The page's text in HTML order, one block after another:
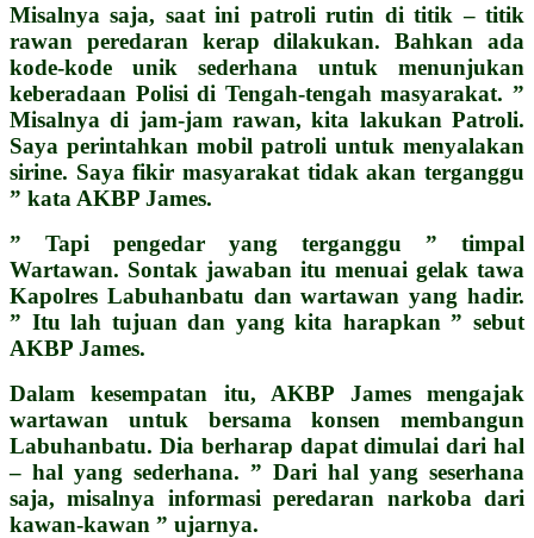
Misalnya saja, saat ini patroli rutin di titik – titik
rawan peredaran kerap dilakukan. Bahkan ada
kode-kode unik sederhana untuk menunjukan
keberadaan Polisi di Tengah-tengah masyarakat. ”
Misalnya di jam-jam rawan, kita lakukan Patroli.
Saya perintahkan mobil patroli untuk menyalakan
sirine. Saya fikir masyarakat tidak akan terganggu
” kata AKBP James.
” Tapi pengedar yang terganggu ” timpal
Wartawan. Sontak jawaban itu menuai gelak tawa
Kapolres Labuhanbatu dan wartawan yang hadir.
” Itu lah tujuan dan yang kita harapkan ” sebut
AKBP James.
Dalam kesempatan itu, AKBP James mengajak
wartawan untuk bersama konsen membangun
Labuhanbatu. Dia berharap dapat dimulai dari hal
– hal yang sederhana. ” Dari hal yang seserhana
saja, misalnya informasi peredaran narkoba dari
kawan-kawan ” ujarnya.